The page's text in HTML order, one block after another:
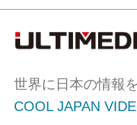
世界に日本の情報
COOL JAPAN